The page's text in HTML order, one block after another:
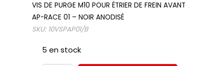
VIS DE PURGE M10 POUR ÉTRIER DE FREIN AVANT
AP-RACE 01 – NOIR ANODISÉ
SKU: 10VSPAP01/B
5 en stock